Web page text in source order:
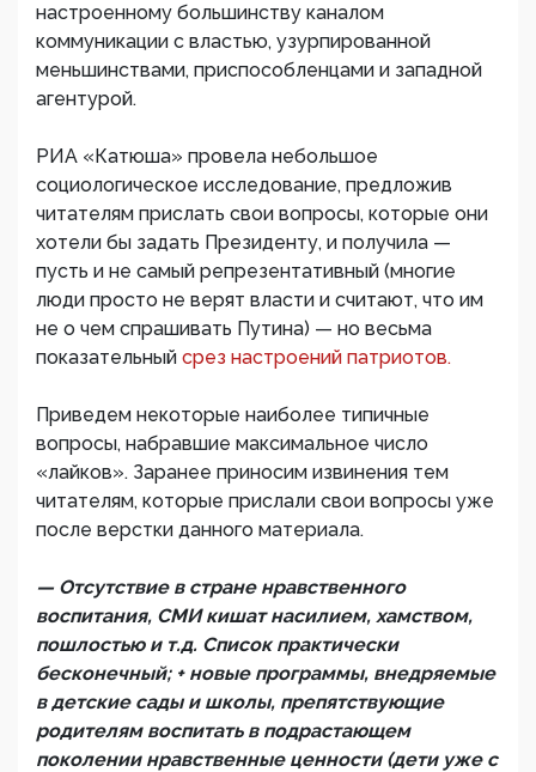
настроенному большинству каналом
коммуникации с властью, узурпированной
меньшинствами, приспособленцами и западной
агентурой.
РИА «Катюша» провела небольшое
социологическое исследование, предложив
читателям прислать свои вопросы, которые они
хотели бы задать Президенту, и получила —
пусть и не самый репрезентативный (многие
люди просто не верят власти и считают, что им
не о чем спрашивать Путина) — но весьма
показательный срез настроений патриотов.
Приведем некоторые наиболее типичные
вопросы, набравшие максимальное число
«лайков». Заранее приносим извинения тем
читателям, которые прислали свои вопросы уже
после верстки данного материала.
— Отсутствие в стране нравственного
воспитания, СМИ кишат насилием, хамством,
пошлостью и т.д. Список практически
бесконечный; + новые программы, внедряемые
в детские сады и школы, препятствующие
родителям воспитать в подрастающем
поколении нравственные ценности (дети уже с